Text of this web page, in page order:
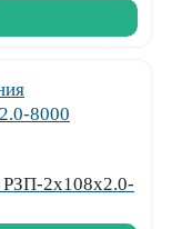
РЗП-2x108x2.0-